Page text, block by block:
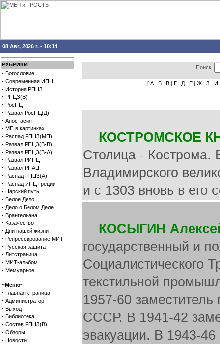
08 Авг, 2026 г. - 10:14
РУБРИКИ
· Богословие
· Современная ИПЦ
· История РПЦЗ
· РПЦЗ(В)
· РосПЦ
· Развал РосПЦ(Д)
· Апостасия
· МП в картинках
· Распад РПЦЗ(МП)
· Развал РПЦЗ(В-В)
· Развал РПЦЗ(В-А)
· Развал РИПЦ
· Развал РПАЦ
· Распад РПЦЗ(А)
· Распад ИПЦ Греции
· Царский путь
· Белое Дело
· Дело о Белом Деле
· Врангелиана
· Казачество
· Дни нашей жизни
· Репрессирование МИТ
· Русская защита
· Литстраница
· МИТ-альбом
· Мемуарное
~Меню~
· Главная страница
· Администратор
· Выход
· Библиотека
· Состав РПЦЗ(В)
· Обзоры
· Новости
Поиск
[ А | Б | В | Г | Д | Е | Ж | З | И
КОСТРОМСКОЕ
Столица - Кострома.
Владимирского
и с 1303 вновь в его
КОСЫГИН
государственный и
Социалистического
текстильной
1957-60
СССР. В 1941-42
эвакуации. В 1943-